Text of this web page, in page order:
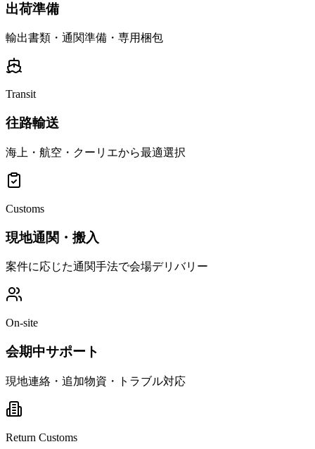
出荷準備
輸出書類・通関準備・専用梱包
Transit
往路輸送
海上・航空・クーリエから最適選択
Customs
現地通関・搬入
案件に応じた通関手法で会場デリバリー
On-site
会期中サポート
現地連絡・追加物資・トラブル対応
Return Customs